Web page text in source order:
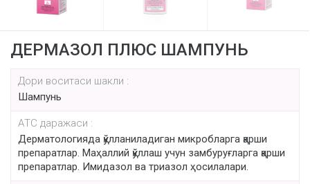
ДЕРМАЗОЛ ПЛЮС ШАМПУНЬ
Дори воситаси шакли :
Шампунь
AТС даражаси :
Дерматологияда қўлланиладиган микробларга қарши
препаратлар. Маҳаллий қўллаш учун замбуруғларга қарши
препаратлар. Имидазол ва триазол ҳосилалари.